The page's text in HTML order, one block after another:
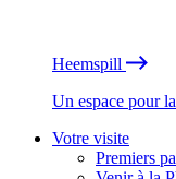
Heemspill
Un espace pour
Votre visite
Premiers